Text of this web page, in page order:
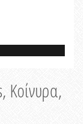
Κοίνυρα,